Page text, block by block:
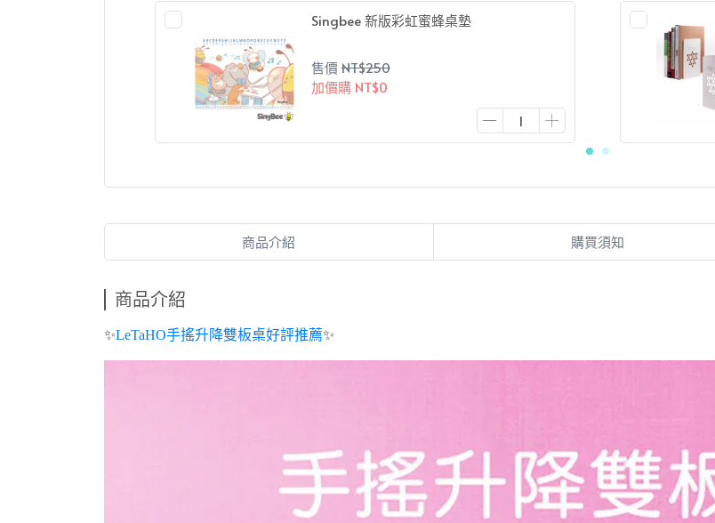
Singbee 新版彩虹蜜蜂桌墊
售價NT$250
加價購 NT$0
商品介紹 購買須知
商品介紹
✨LeTaHO手搖升降雙板桌好評推薦✨